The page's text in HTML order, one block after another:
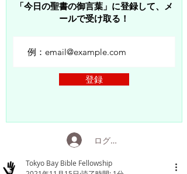
「今日の聖書の御言葉」に登録して、メ
ールで受け取る！
登録
ログイン
Tokyo Bay Bible Fellowship